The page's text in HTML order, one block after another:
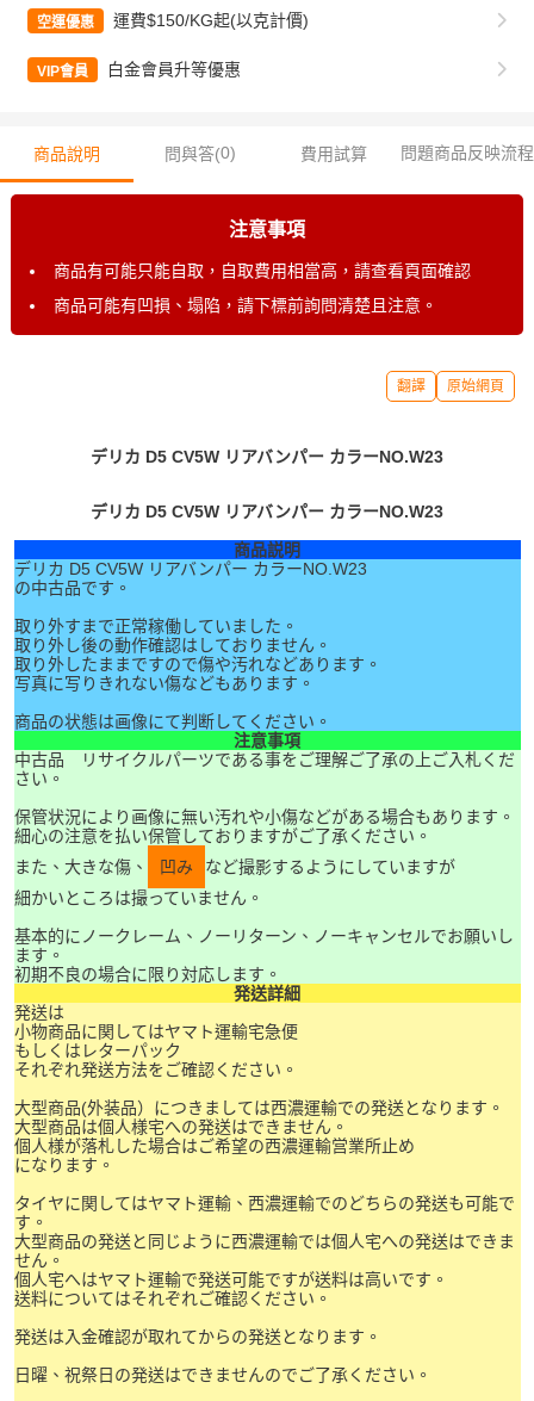
空運優惠 運費$150/KG起(以克計價)
VIP會員 白金會員升等優惠
商品說明 問與答(0) 費用試算 問題商品反映流程
注意事項
商品有可能只能自取，自取費用相當高，請查看頁面確認
商品可能有凹損、塌陷，請下標前詢問清楚且注意。
翻譯 原始網頁
デリカ D5 CV5W リアバンパー カラーNO.W23
デリカ D5 CV5W リアバンパー カラーNO.W23
商品説明
デリカ D5 CV5W リアバンパー カラーNO.W23
の中古品です。
取り外すまで正常稼働していました。
取り外し後の動作確認はしておりません。
取り外したままですので傷や汚れなどあります。
写真に写りきれない傷などもあります。
商品の状態は画像にて判断してください。
注意事項
中古品 リサイクルパーツである事をご理解ご了承の上ご入札くだ
さい。
保管状況により画像に無い汚れや小傷などがある場合もあります。
細心の注意を払い保管しておりますがご了承ください。
また、大きな傷、
凹み
など撮影するようにしていますが
細かいところは撮っていません。
基本的にノークレーム、ノーリターン、ノーキャンセルでお願いし
ます。
初期不良の場合に限り対応します。
発送詳細
発送は
小物商品に関してはヤマト運輸宅急便
もしくはレターパック
それぞれ発送方法をご確認ください。
大型商品(外装品）につきましては西濃運輸での発送となります。
大型商品は個人様宅への発送はできません。
個人様が落札した場合はご希望の西濃運輸営業所止め
になります。
タイヤに関してはヤマト運輸、西濃運輸でのどちらの発送も可能で
す。
大型商品の発送と同じように西濃運輸では個人宅への発送はできま
せん。
個人宅へはヤマト運輸で発送可能ですが送料は高いです。
送料についてはそれぞれご確認ください。
発送は入金確認が取れてからの発送となります。
日曜、祝祭日の発送はできませんのでご了承ください。